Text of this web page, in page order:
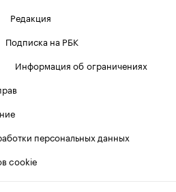
Редакция
Подписка на РБК
Информация об ограничениях
персональных данных
cookie